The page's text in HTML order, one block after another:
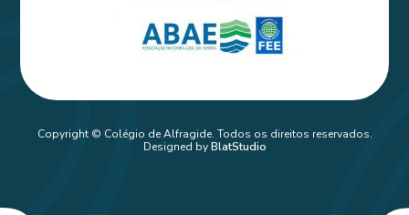
Copyright © Colégio de Alfragide. Todos os direitos reservados.
Designed byBlatStudio